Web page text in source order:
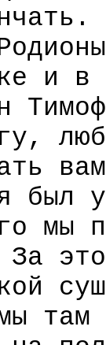
и в
был
За
там